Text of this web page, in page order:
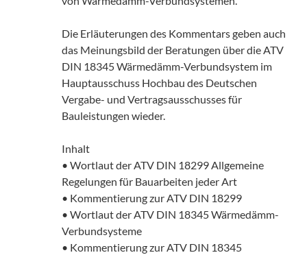
Die Erläuterungen des Kommentars geben auch
das Meinungsbild der Beratungen über die ATV
DIN 18345 Wärmedämm-Verbundsystem im
Hauptausschuss Hochbau des Deutschen
Vergabe- und Vertragsausschusses für
Bauleistungen wieder.
Inhalt
• Wortlaut der ATV DIN 18299 Allgemeine
Regelungen für Bauarbeiten jeder Art
• Kommentierung zur ATV DIN 18299
• Wortlaut der ATV DIN 18345 Wärmedämm-
Verbundsysteme
• Kommentierung zur ATV DIN 18345